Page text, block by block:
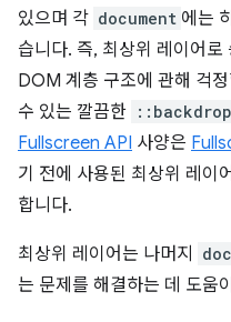
있으며 각 document 에는
습니다. 즉, 최상위 레이어로
DOM 계층 구조에 관해 걱
수 있는 깔끔한 ::backdrop
Fullscreen API 사양은
기 전에 사용된 최상위 레이
합니다.
최상위 레이어는 나머지
는 문제를 해결하는 데 도움